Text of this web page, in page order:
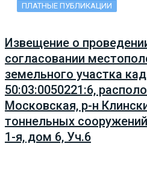
ПЛАТНЫЕ ПУБЛИКАЦИИ
Извещение о
согласовании
земельного участка
50:03:0050221:6,
Московская, р-н
тоннельных
1-я, дом 6, Уч.6